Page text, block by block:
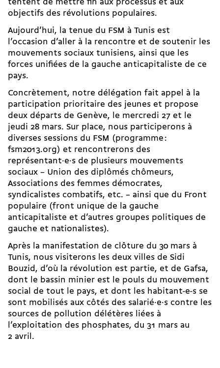
tentent de mettre fin aux processus et aux
objectifs des révolutions populaires.
Aujourd’hui, la tenue du FSM à Tunis est
l’occasion d’aller à la rencontre et de soutenir les
mouvements sociaux tunisiens, ainsi que les
forces unifiées de la gauche anticapitaliste de ce
pays.
Concrètement, notre délégation fait appel à la
participation prioritaire des jeunes et propose
deux départs de Genève, le mercredi 27 et le
jeudi 28 mars. Sur place, nous participerons à
diverses sessions du FSM (programme :
fsm2013.org) et rencontrerons des
représentant·e·s de plusieurs mouvements
sociaux – Union des diplômés chômeurs,
Associations des femmes démocrates,
syndicalistes combatifs, etc. – ainsi que du Front
populaire (front unique de la gauche
anticapitaliste et d’autres groupes politiques de
gauche et nationalistes).
Après la manifestation de clôture du 30 mars à
Tunis, nous visiterons les deux villes de Sidi
Bouzid, d’où la révolution est partie, et de Gafsa,
dont le bassin minier est le pouls du mouvement
social de tout le pays, et dont les habitant-e-s se
sont mobilisés aux côtés des salarié·e·s contre les
sources de pollution délétères liées à
l’exploitation des phosphates, du 31 mars au
2 avril.